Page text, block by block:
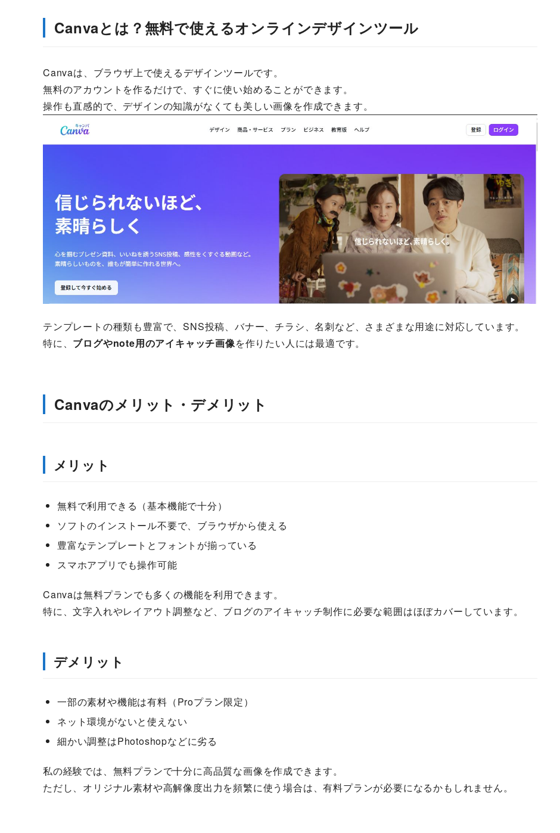
Canvaとは？無料で使えるオンラインデザインツール
Canvaは、ブラウザ上で使えるデザインツールです。
無料のアカウントを作るだけで、すぐに使い始めることができます。
操作も直感的で、デザインの知識がなくても美しい画像を作成できます。
テンプレートの種類も豊富で、SNS投稿、バナー、チラシ、名刺など、さまざまな用途に対応しています。
特に、 ブログやnote用のアイキャッチ画像を作りたい人には最適です。
Canvaのメリット・デメリット
メリット
無料で利用できる（基本機能で十分）
ソフトのインストール不要で、ブラウザから使える
豊富なテンプレートとフォントが揃っている
スマホアプリでも操作可能
Canvaは無料プランでも多くの機能を利用できます。
特に、文字入れやレイアウト調整など、ブログのアイキャッチ制作に必要な範囲はほぼカバーしています。
デメリット
一部の素材や機能は有料（Proプラン限定）
ネット環境がないと使えない
細かい調整はPhotoshopなどに劣る
私の経験では、無料プランで十分に高品質な画像を作成できます。
ただし、オリジナル素材や高解像度出力を頻繁に使う場合は、有料プランが必要になるかもしれません。